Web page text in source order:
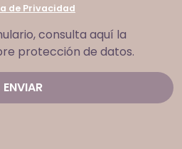
de Privacidad
consulta aquí la
protección de datos.